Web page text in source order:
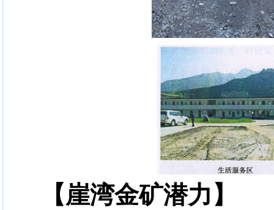
【崖湾金矿潜力】